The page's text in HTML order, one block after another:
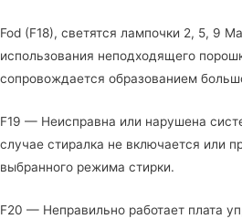
Fod (F18), светятся лампочки 2, 5, 9
использования неподходящего
сопровождается образованием
F19 — Неисправна или нарушена
случае стиралка не включается или
выбранного режима стирки.
F20 — Неправильно работает плата